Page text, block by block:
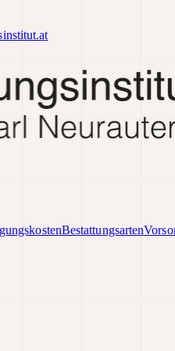
Bestattungsarten